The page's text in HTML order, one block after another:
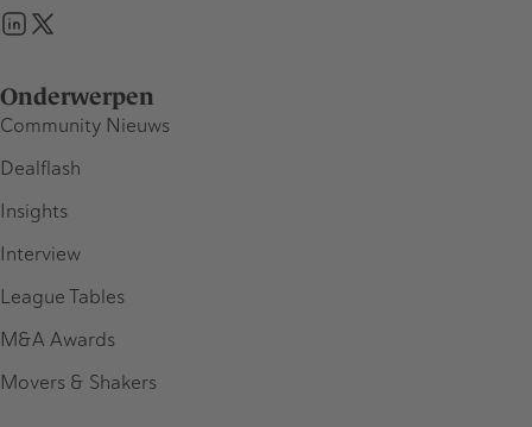
Onderwerpen
Community Nieuws
Dealflash
Insights
Interview
League Tables
M&A Awards
Movers & Shakers